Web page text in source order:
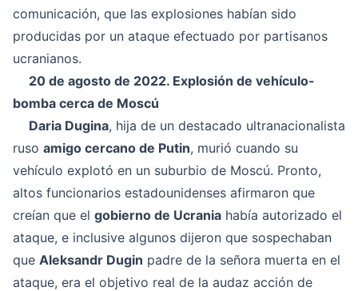
comunicación, que las explosiones habían sido
producidas por un ataque efectuado por partisanos
ucranianos.
20 de agosto de 2022. Explosión de vehículo-
bomba cerca de Moscú
Daria Dugina, hija de un destacado ultranacionalista
ruso amigo cercano de Putin, murió cuando su
vehículo explotó en un suburbio de Moscú. Pronto,
altos funcionarios estadounidenses afirmaron que
creían que el gobierno de Ucrania había autorizado el
ataque, e inclusive algunos dijeron que sospechaban
que Aleksandr Dugin padre de la señora muerta en el
ataque, era el objetivo real de la audaz acción de